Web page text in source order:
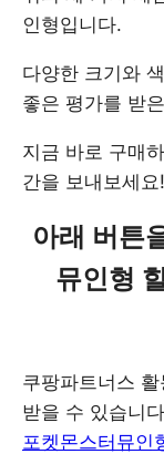
인형입니다.
다양한 크기와
좋은 평가를 받
지금 바로 구매
간을 보내보세요!
아래 버튼
뮤인형
쿠팡파트너스
받을 수 있습니
포켓몬스터뮤인